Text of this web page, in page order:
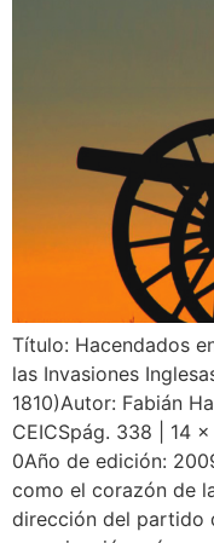
Título: Hacendados
las Invasiones
1810)Autor: Fabián
CEICSpág. 338 | 14
0Año de edición:
como el corazón de
dirección del partido